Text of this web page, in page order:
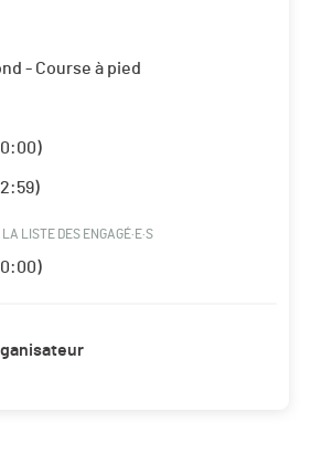
- Course à pied
LISTE DES ENGAGÉ·E·S